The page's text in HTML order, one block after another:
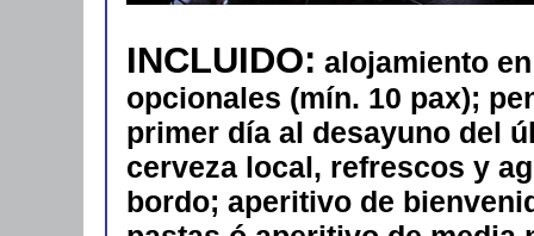
INCLUIDO: alojamiento
opcionales (mín. 10 pax);
primer día al desayuno del
cerveza local, refrescos y
bordo; aperitivo de